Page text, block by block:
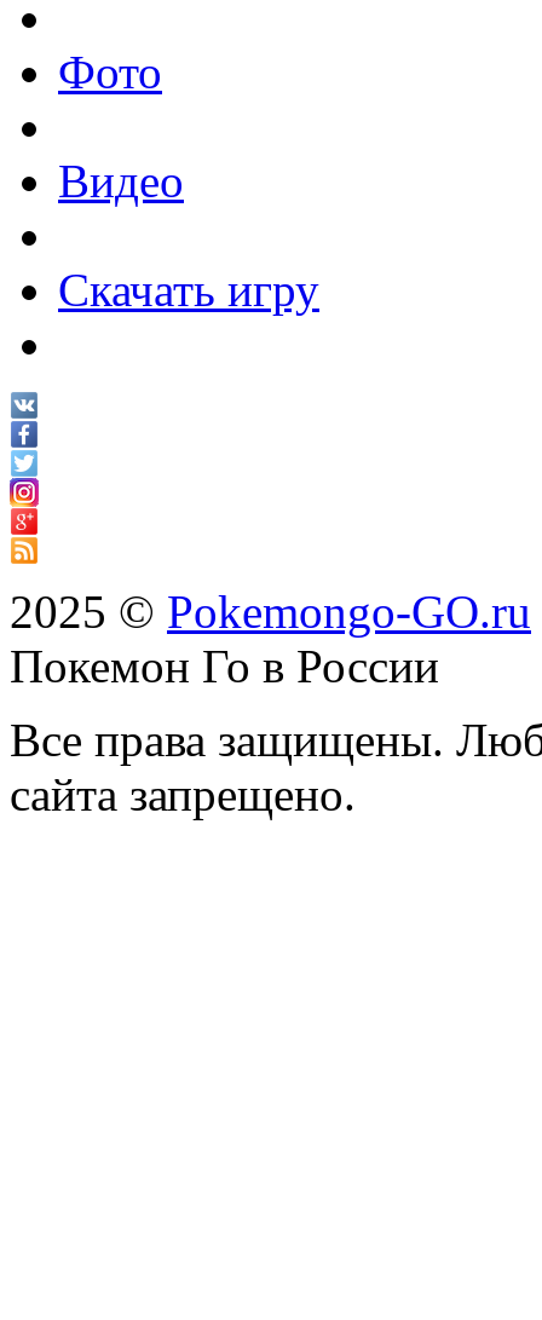
Фото
Видео
Скачать игру
2025 © Pokemongo-GO.ru
Покемон Го в России
Все права защищены.
сайта запрещено.